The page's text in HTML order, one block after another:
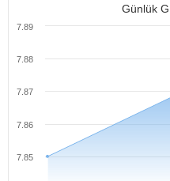
Günlük
7.85
7.86
7.87
7.88
7.89